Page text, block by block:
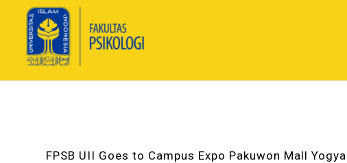
FPSB UII Goes to Campus Expo Pakuwon Mall